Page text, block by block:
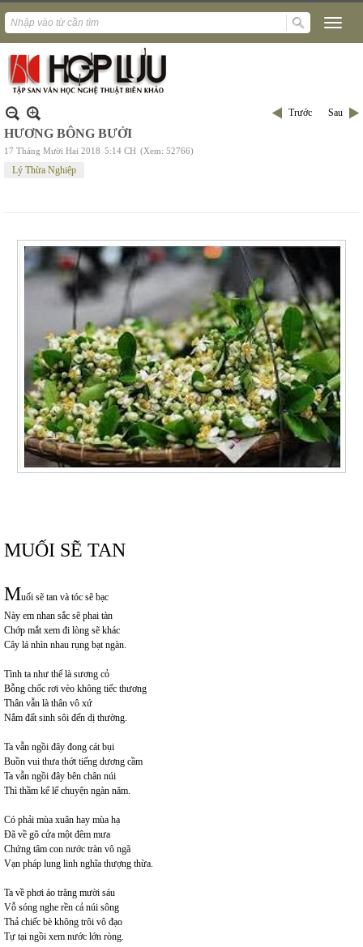
Trước Sau
HƯƠNG BÔNG BƯỞI
17 Tháng Mười Hai 2018 5:14 CH (Xem: 52766)
Lý Thừa Nghiệp
MUỐI SẼ TAN
Muối sẽ tan và tóc sẽ bạc
Này em nhan sắc sẽ phai tàn
Chớp mắt xem đi lòng sẽ khác
Cây lá nhìn nhau rụng bạt ngàn.
Tình ta như thể là sương cỏ
Bỗng chốc rơi vèo không tiếc thương
Thân vẫn là thân vô xứ
Nắm đất sinh sôi đến dị thường.
Ta vẫn ngồi đây đong cát bụi
Buồn vui thưa thớt tiếng dương cầm
Ta vẫn ngồi đây bên chân núi
Thì thầm kể lể chuyện ngàn năm.
Có phải mùa xuân hay mùa hạ
Đã về gõ cửa một đêm mưa
Chứng tâm con nước tràn vô ngã
Vạn pháp lung linh nghĩa thượng thừa.
Ta về phơi áo trăng mười sáu
Vỗ sóng nghe rền cả núi sông
Thả chiếc bè không trôi vô đạo
Tự tại ngồi xem nước lớn ròng.